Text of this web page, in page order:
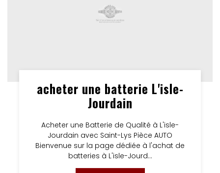
acheter une batterie L'isle-
Jourdain
Acheter une Batterie de Qualité à L'isle-
Jourdain avec Saint-Lys Pièce AUTO
Bienvenue sur la page dédiée à l'achat de
batteries à L'isle-Jourd...